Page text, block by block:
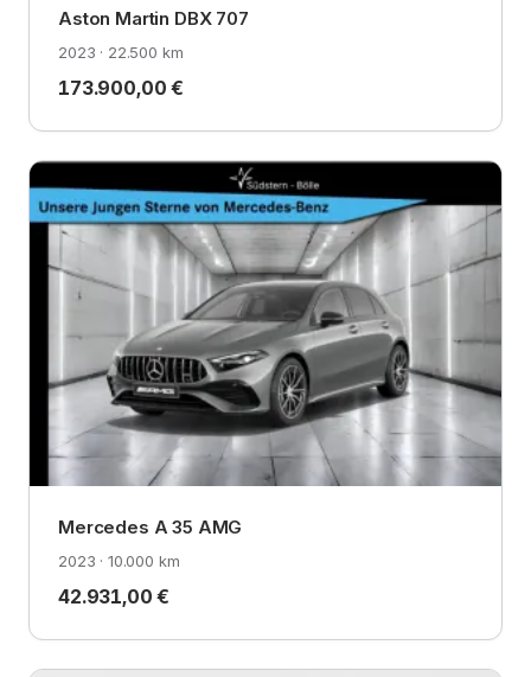
Aston Martin DBX 707
2023 · 22.500 km
173.900,00 €
Mercedes A 35 AMG
2023 · 10.000 km
42.931,00 €